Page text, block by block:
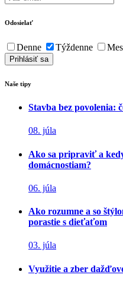
Odosielať
Denne Týždenne
Naše tipy
Stavba bez povolenia:
08. júla
Ako sa pripraviť a
domácnostiam?
06. júla
Ako rozumne a so
porastie s dieťaťom
03. júla
Využitie a zber